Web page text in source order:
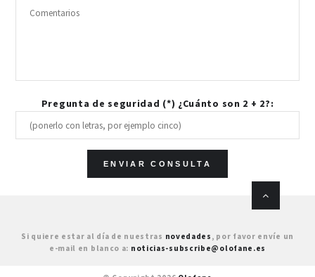
Pregunta de seguridad (*) ¿Cuánto son 2 + 2?:
Si quiere estar al día de nuestras novedades , por favor envíe un
e-mail en blanco a: noticias-subscribe@olofane.es